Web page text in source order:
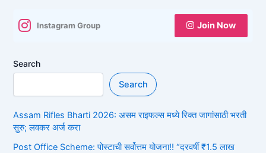
Instagram Group Join Now
Search
Search
Assam Rifles Bharti 2026: असम राइफल्स मध्ये रिक्त जागांसाठी भरती
सुरु; लवकर अर्ज करा
Post Office Scheme: पोस्टाची सर्वोत्तम योजना!! “दरवर्षी ₹1.5 लाख